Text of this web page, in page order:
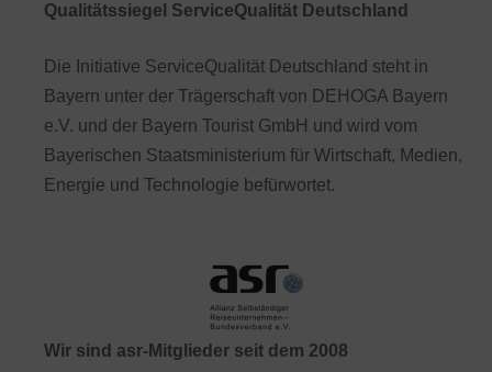
Qualitätssiegel ServiceQualität Deutschland
Die Initiative ServiceQualität Deutschland steht in
Bayern unter der Trägerschaft von DEHOGA Bayern
e.V. und der Bayern Tourist GmbH und wird vom
Bayerischen Staatsministerium für Wirtschaft, Medien,
Energie und Technologie befürwortet.
Wir sind asr-Mitglieder seit dem 2008